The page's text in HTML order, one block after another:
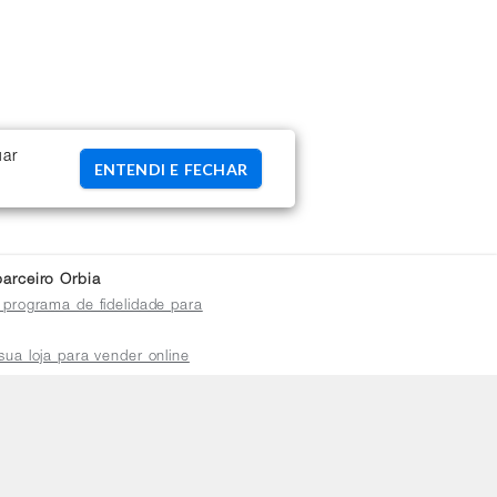
ENTENDI E FECHAR
Orbia
programa de fidelidade para
loja para vender online